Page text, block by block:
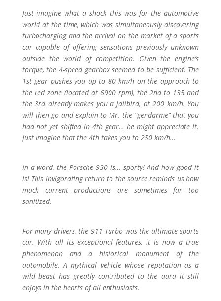
Just imagine what a shock this was for the automotive
world at the time, which was simultaneously discovering
turbocharging and the arrival on the market of a sports
car capable of offering sensations previously unknown
outside the world of competition. Given the engine’s
torque, the 4-speed gearbox seemed to be sufficient. The
1st gear pushes you up to 80 km/h on the approach to
the red zone (located at 6900 rpm), the 2nd to 135 and
the 3rd already makes you a jailbird, at 200 km/h. You
will then go and explain to Mr. the “gendarme” that you
had not yet shifted in 4th gear… he might appreciate it.
Just imagine that the 4th takes you to 250 km/h…
In a word, the Porsche 930 is… sporty! And how good it
is! This invigorating return to the source reminds us how
much current productions are sometimes far too
sanitized.
For many drivers, the 911 Turbo was the ultimate sports
car. With all its exceptional features, it is now a true
phenomenon and a historical monument of the
automobile. A mythical vehicle whose reputation as a
wild beast has greatly contributed to the aura it still
enjoys in the hearts of all enthusiasts.